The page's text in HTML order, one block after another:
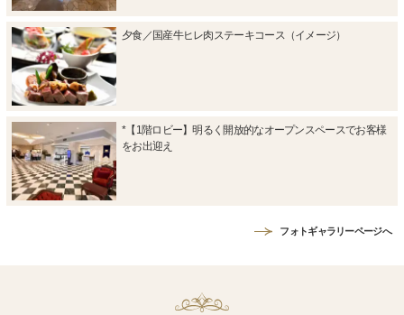
夕食／国産牛ヒレ肉ステーキコース（イメージ）
*【1階ロビー】明るく開放的なオープンスペースでお客様
をお出迎え
フォトギャラリーページへ